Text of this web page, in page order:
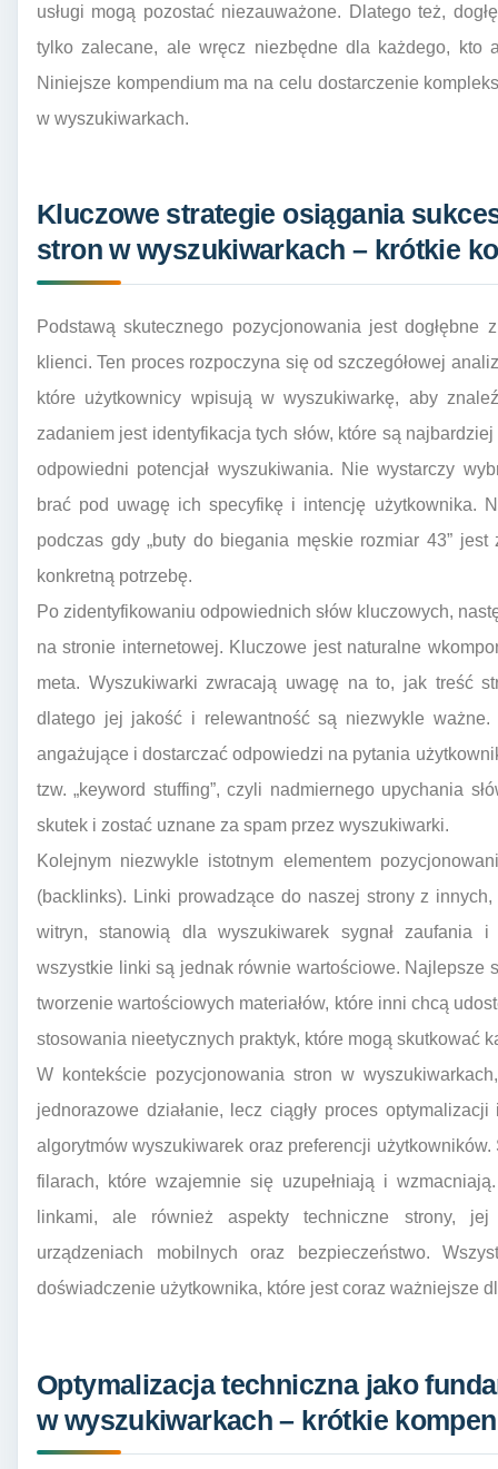
usługi mogą pozostać niezauważone. Dlatego też,
tylko zalecane, ale wręcz niezbędne dla każdego, kto
Niniejsze kompendium ma na celu dostarczenie
w wyszukiwarkach.
Kluczowe strategie osiągania
stron w wyszukiwarkach – krótkie
Podstawą skutecznego pozycjonowania jest dogłębne
klienci. Ten proces rozpoczyna się od szczegółowej
które użytkownicy wpisują w wyszukiwarkę, aby
zadaniem jest identyfikacja tych słów, które są
odpowiedni potencjał wyszukiwania. Nie wystarczy
brać pod uwagę ich specyfikę i intencję użytkownika.
podczas gdy „buty do biegania męskie rozmiar 43”
konkretną potrzebę.
Po zidentyfikowaniu odpowiednich słów kluczowych,
na stronie internetowej. Kluczowe jest naturalne
meta. Wyszukiwarki zwracają uwagę na to, jak treść
dlatego jej jakość i relewantność są niezwykle
angażujące i dostarczać odpowiedzi na pytania
tzw. „keyword stuffing”, czyli nadmiernego upychania
skutek i zostać uznane za spam przez wyszukiwarki.
Kolejnym niezwykle istotnym elementem
(backlinks). Linki prowadzące do naszej strony z
witryn, stanowią dla wyszukiwarek sygnał zaufania
wszystkie linki są jednak równie wartościowe. Najlepsze
tworzenie wartościowych materiałów, które inni chcą
stosowania nieetycznych praktyk, które mogą skutkować
W kontekście pozycjonowania stron w
jednorazowe działanie, lecz ciągły proces
algorytmów wyszukiwarek oraz preferencji
filarach, które wzajemnie się uzupełniają i
linkami, ale również aspekty techniczne strony, jej
urządzeniach mobilnych oraz bezpieczeństwo.
doświadczenie użytkownika, które jest coraz ważniejsze
Optymalizacja techniczna jako
w wyszukiwarkach – krótkie